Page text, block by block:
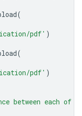
(
pdf' )
(
pdf' )
between each of